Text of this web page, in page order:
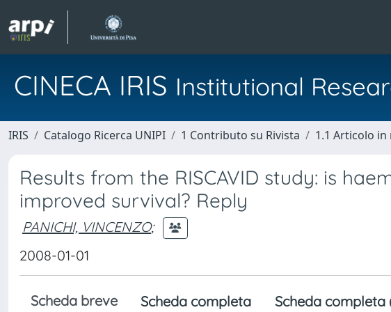
CINECA IRIS Institutional
IRIS Catalogo Ricerca UNIPI 1 Contributo su Rivista 1.1 Articolo in
Results from the RISCAVID study: is
improved survival? Reply
PANICHI, VINCENZO;
2008-01-01
Scheda breve Scheda completa Scheda completa